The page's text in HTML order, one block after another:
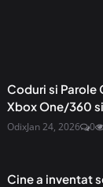
Coduri si Parole
Xbox One/360 si
OdixJan 24, 2026 0
Cine a inventat